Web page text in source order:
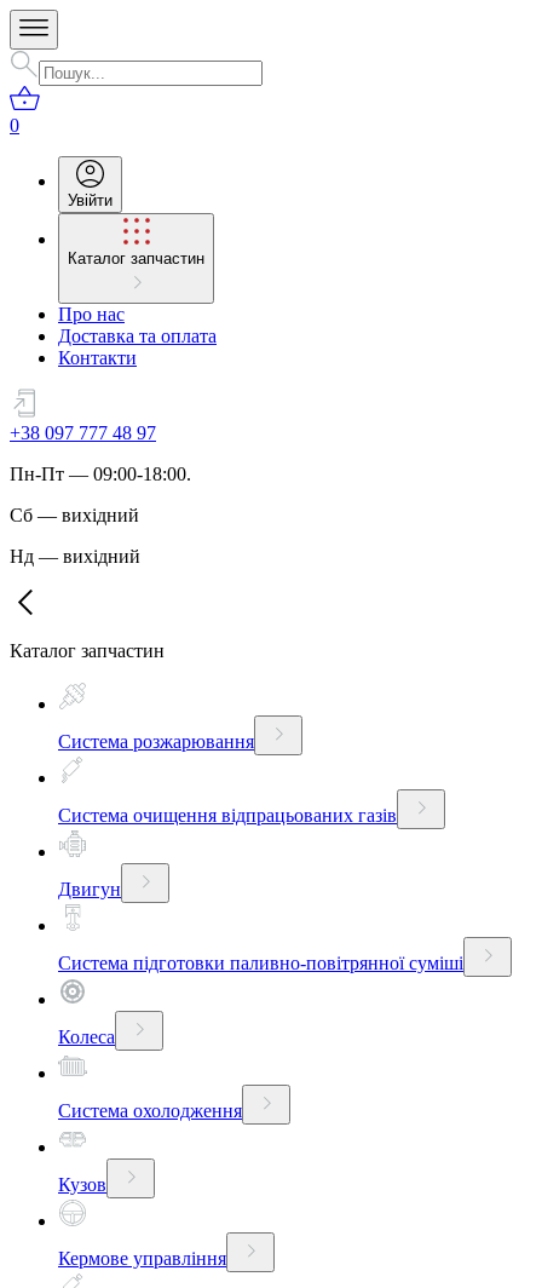
0
Увійти
Каталог запчастин
Про нас
Доставка та оплата
Контакти
+38 097 777 48 97
Пн-Пт — 09:00-18:00.
Сб — вихідний
Нд — вихідний
Каталог запчастин
Система розжарювання
Система очищення відпрацьованих газів
Двигун
Система підготовки паливно-повітрянної суміші
Колеса
Система охолодження
Кузов
Кермове управління